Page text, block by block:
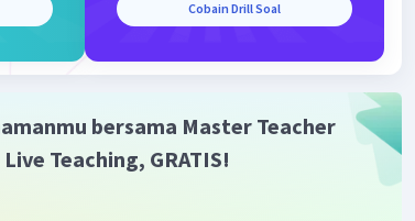
Balas
Cobain Drill Soal
bersama Master Teacher
Teaching, GRATIS!